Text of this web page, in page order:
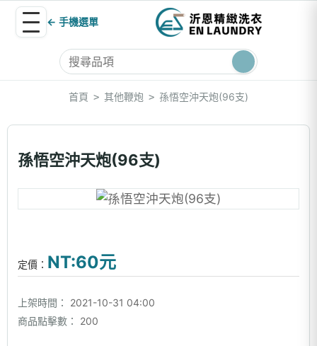
← 手機選單
首頁 > 其他鞭炮 > 孫悟空沖天炮(96支)
孫悟空沖天炮(96支)
定價： NT:60元
上架時間：
2021-10-31 04:00
商品點擊數：
200